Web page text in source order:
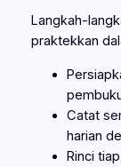
Langkah-
praktekkan
Catat
harian
Rinci